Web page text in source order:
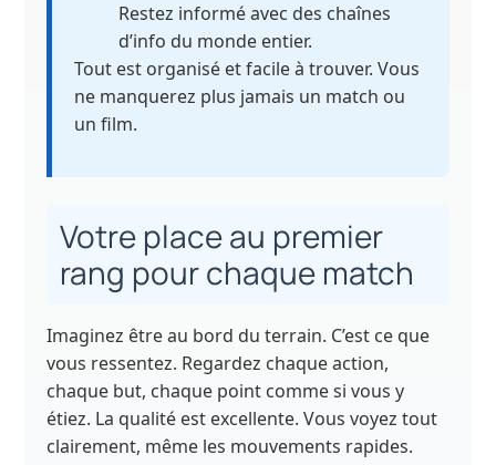
Restez informé avec des chaînes
d’info du monde entier.
Tout est organisé et facile à trouver. Vous
ne manquerez plus jamais un match ou
un film.
Votre place au premier
rang pour chaque match
Imaginez être au bord du terrain. C’est ce que
vous ressentez. Regardez chaque action,
chaque but, chaque point comme si vous y
étiez. La qualité est excellente. Vous voyez tout
clairement, même les mouvements rapides.